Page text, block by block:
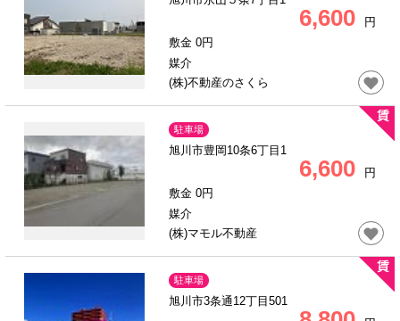
6,600
円
敷金 0円
媒介
(株)不動産のさくら
駐車場
旭川市豊岡10条6丁目1
6,600
円
敷金 0円
媒介
(株)マモル不動産
駐車場
旭川市3条通12丁目501